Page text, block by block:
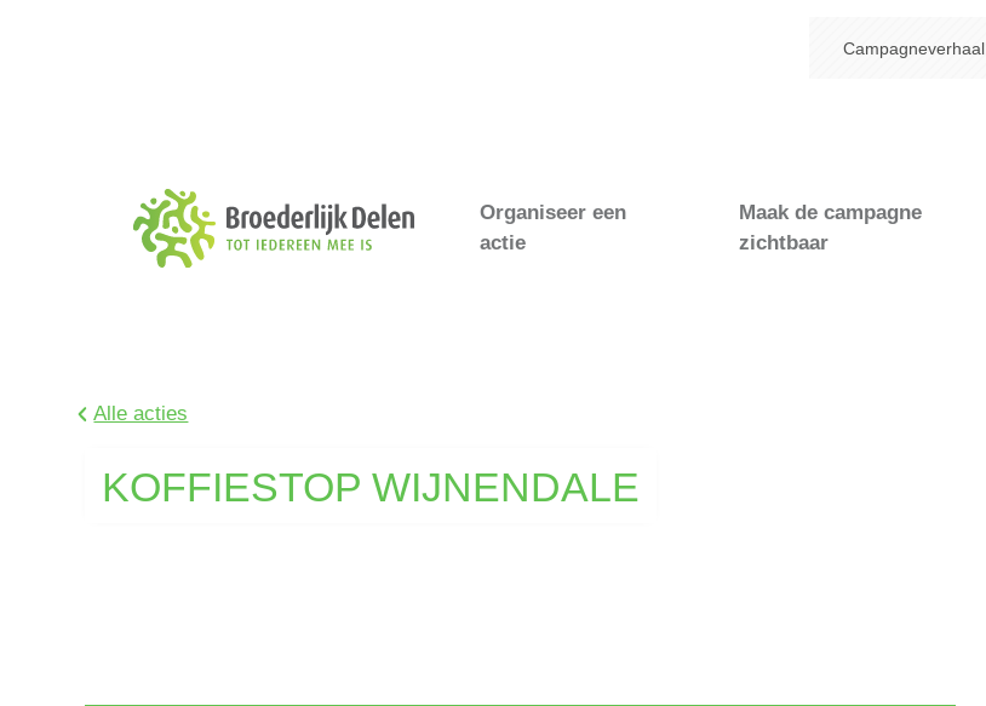
Campagneverhaal
Organiseer een
actie
Maak de campagne
zichtbaar
Alle acties
KOFFIESTOP WIJNENDALE